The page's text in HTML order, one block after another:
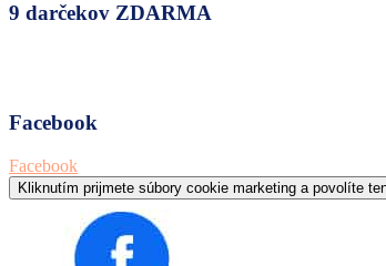
9 darčekov ZDARMA
Facebook
Facebook
Kliknutím prijmete súbory cookie marketing a povolíte